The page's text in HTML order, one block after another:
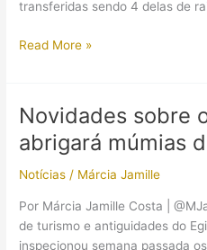
transferidas sendo 4 delas de
Egito
fúnebre
para
de
faraós
Read More »
Novidades sobre
abrigará múmias
Notícias / Márcia Jamille
Por Márcia Jamille Costa |
de turismo e antiguidades do
inspecionou semana passada